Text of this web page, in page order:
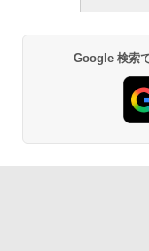
Google 検索